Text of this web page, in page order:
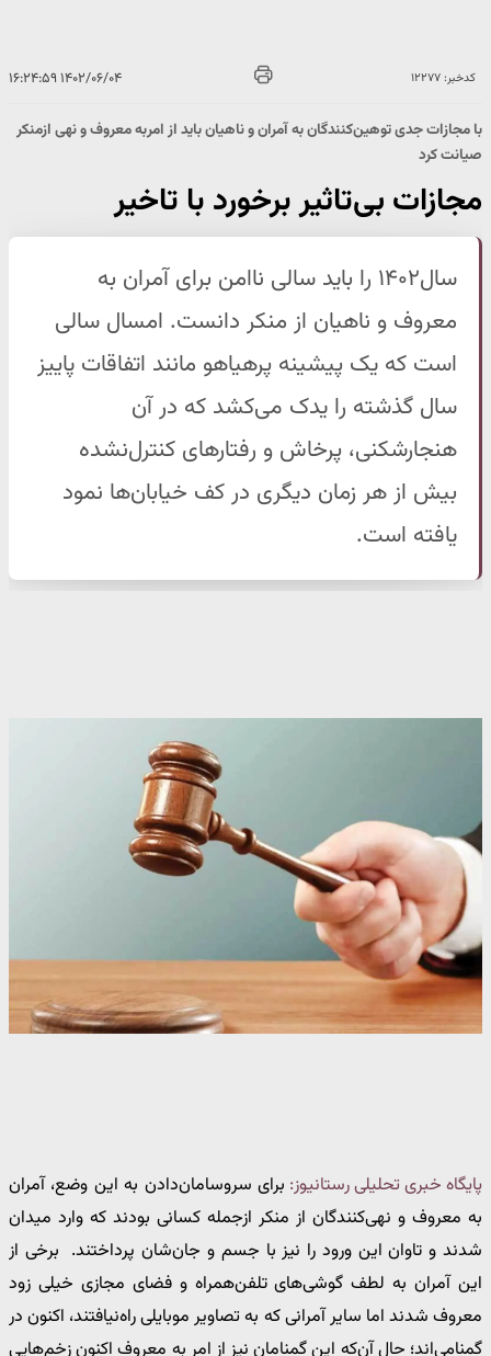
کدخبر: ۱۲۲۷۷ ۱۴۰۲/۰۶/۰۴ ۱۶:۲۴:۵۹
با مجازات جدی توهین‌کنندگان به آمران و ناهیان باید از امربه معروف و نهی ازمنکر
صیانت کرد
مجازات بی‌تاثیر برخورد با تاخیر
سال۱۴۰۲ را باید سالی ناامن برای آمران به
معروف و ناهیان از منکر دانست. امسال سالی
است که یک پیشینه پرهیاهو مانند اتفاقات پاییز
سال گذشته را یدک می‌کشد که در آن
هنجارشکنی، پرخاش و رفتارهای کنترل‌نشده
بیش از هر زمان دیگری در کف خیابان‌ها نمود
یافته است.
پایگاه خبری تحلیلی رستانیوز: برای سروسامان‌دادن به این وضع، آمران
به معروف و نهی‌کنندگان از منکر ازجمله کسانی بودند که وارد میدان
شدند و تاوان این ورود را نیز با جسم و جان‌شان پرداختند. برخی از
این آمران به لطف گوشی‌های تلفن‌همراه و فضای مجازی خیلی زود
معروف شدند اما سایر آمرانی که به تصاویر موبایلی راه‌نیافتند، اکنون در
گمنامی‌اند؛ حال آن‌که این گمنامان نیز از امر به معروف اکنون زخم‌هایی